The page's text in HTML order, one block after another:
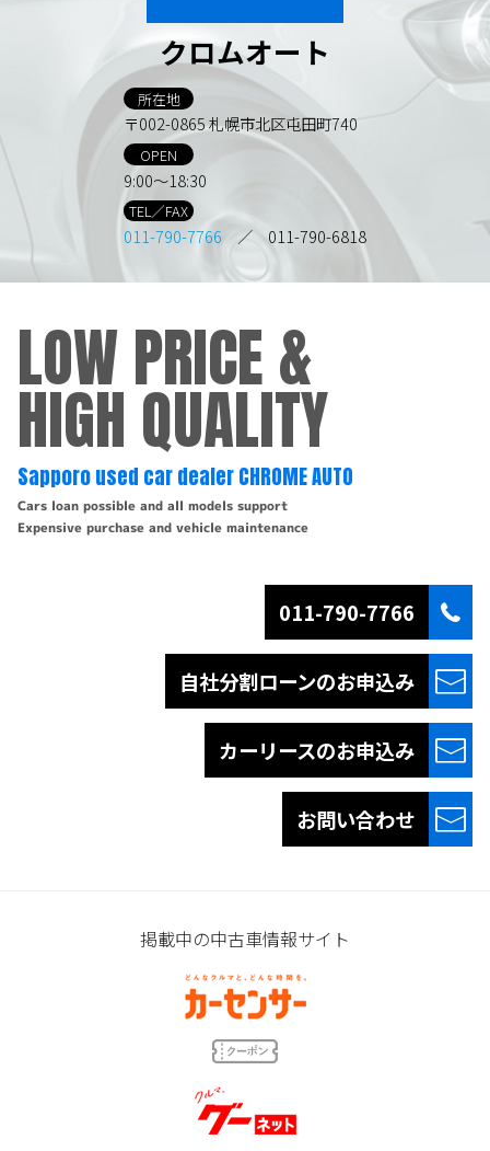
クロムオート
所在地
〒002-0865 札幌市北区屯田町740
OPEN
9:00～18:30
TEL／FAX
011-790-7766 ／ 011-790-6818
LOW PRICE &
HIGH QUALITY
Sapporo used car dealer CHROME AUTO
Cars loan possible and all models support
Expensive purchase and vehicle maintenance
011-790-7766
自社分割ローンのお申込み
カーリースのお申込み
お問い合わせ
掲載中の中古車情報サイト